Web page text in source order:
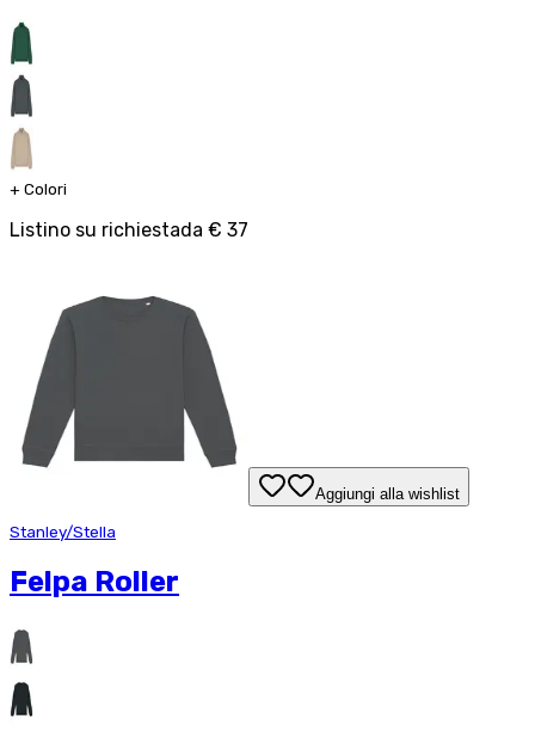
+ Colori
Listino su richiestada € 37
Aggiungi alla wishlist
Stanley/Stella
Felpa Roller